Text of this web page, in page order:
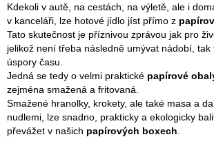
Kdekoli v autě, na cestách, na výletě, ale i
v kanceláři, lze hotové jídlo jíst přímo z
Tato skutečnost je příznivou zprávou jak pro
jelikož není třeba následně umývat nádobí, tak
úspory času.
Jedná se tedy o velmi praktické papírové
zejména smažená a fritovaná.
Smažené hranolky, krokety, ale také masa a
nudlemi, lze snadno, prakticky a ekologicky
převážet v našich papírových boxech